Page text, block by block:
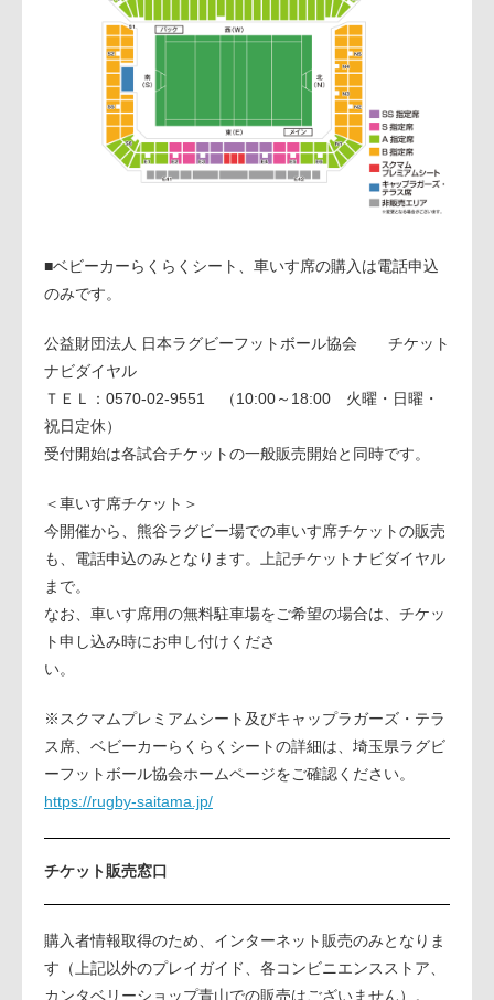
■ベビーカーらくらくシート、車いす席の購入は電話申込
のみです。
公益財団法人 日本ラグビーフットボール協会 チケット
ナビダイヤル
ＴＥＬ：0570-02-9551 （10:00～18:00 火曜・日曜・
祝日定休）
受付開始は各試合チケットの一般販売開始と同時です。
＜車いす席チケット＞
今開催から、熊谷ラグビー場での車いす席チケットの販売
も、電話申込のみとなります。上記チケットナビダイヤル
まで。
なお、車いす席用の無料駐車場をご希望の場合は、チケッ
ト申し込み時にお申し付けくださ
い。
※スクマムプレミアムシート及びキャップラガーズ・テラ
ス席、ベビーカーらくらくシートの詳細は、埼玉県ラグビ
ーフットボール協会ホームページをご確認ください。
https://rugby-saitama.jp/
チケット販売窓口
購入者情報取得のため、インターネット販売のみとなりま
す（上記以外のプレイガイド、各コンビニエンスストア、
カンタベリーショップ青山での販売はございません）。